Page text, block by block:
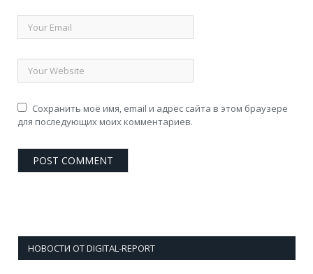
Сохранить моё имя, email и адрес сайта в этом браузере
для последующих моих комментариев.
НОВОСТИ ОТ DIGITAL-REPORT